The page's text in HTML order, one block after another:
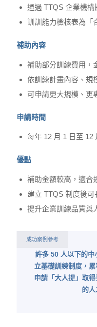
通過 TTQS 企業機
訓訓能力檢核表為「
補助內容
補助部分訓練費用，
依訓練計畫內容、規
可申請更大規模、更
申請時間
每年 12 月 1 日至 12
優點
補助金額較高，適合
建立 TTQS 制度後可
提升企業訓練品質與
成功案例參考
許多 50 人以下的中
立基礎訓練制度，
申請「大人提」取
的人